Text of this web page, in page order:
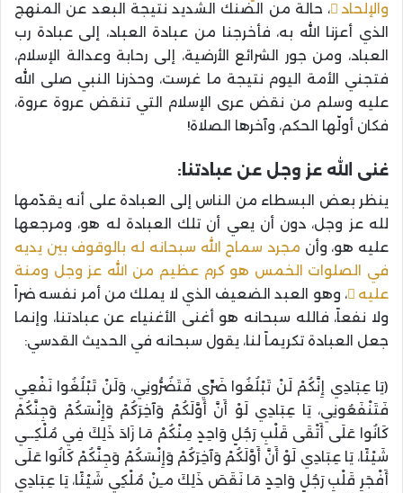
والإلحاد
، حالة من الضنك الشديد نتيجة البعد عن المنهج
الذي أعزنا الله به، فأخرجنا من عبادة العباد، إلى عبادة رب
العباد، ومن جور الشرائع الأرضية، إلى رحابة وعدالة الإسلام،
فتجني الأمة اليوم نتيجة ما غرست، وحذرنا النبي صلى الله
عليه وسلم من نقض عرى الإسلام التي تنقض عروة عروة،
فكان أولّها الحكم، وآخرها الصلاة!
غنى الله عز وجل عن عبادتنا:
ينظر بعض البسطاء من الناس إلى العبادة على أنه يقدّمها
لله عز وجل، دون أن يعي أن تلك العبادة له هو، ومرجعها
عليه هو، وأن مجرد سماح الله سبحانه له بالوقوف بين يديه
في الصلوات الخمس هو كرم عظيم من الله عز وجل ومنة
عليه
، وهو العبد الضعيف الذي لا يملك من أمر نفسه ضراً
ولا نفعاً، فالله سبحانه هو أغنى الأغنياء عن عبادتنا، وإنما
جعل العبادة تكريماً لنا، يقول سبحانه في الحديث القدسي:
(يَا عِبَادِي إِنَّكُمْ لَنْ تَبْلُغُوا ضَرِّي فَتَضُرُّونِي، وَلَنْ تَبْلُغُوا نَفْعِي
فَتَنْفَعُونِي، يَا عِبَادِي لَوْ أَنَّ أَوَّلَكُمْ وَآخِرَكُمْ وَإِنْسَكُمْ وَجِنَّكُمْ
كَانُوا عَلَى أَتْقَى قَلْبِ رَجُلٍ وَاحِدٍ مِنْكُمْ مَا زَادَ ذَلِكَ فِي مُلْكِــي
شَيْئًا، يَا عِبَادِي لَوْ أَنَّ أَوَّلَكُمْ وَآخِرَكُمْ وَإِنْسَكُمْ وَجِنَّكُمْ كَانُوا عَلَى
أَفْجَرِ قَلْبِ رَجُلٍ وَاحِدٍ مَا نَقَصَ ذَلِكَ مـِنْ مُلْكِي شَيْئًا، يَا عِبَادِي